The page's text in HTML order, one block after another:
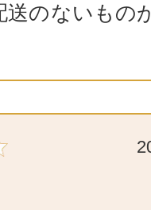
送のないもの